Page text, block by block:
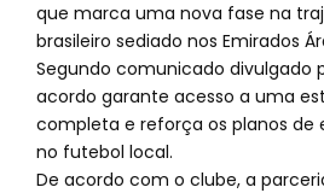
que marca uma nova fase na
brasileiro sediado nos Emirados
Segundo comunicado divulgado
acordo garante acesso a uma
completa e reforça os planos de
no futebol local.
De acordo com o clube, a